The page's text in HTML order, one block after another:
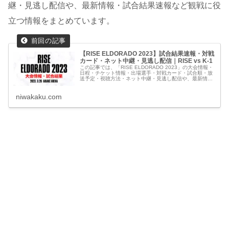
継・見逃し配信や、最新情報・試合結果速報など観戦に役
立つ情報をまとめています。
【RISE ELDORADO 2023】試合結果速報・対戦
カード・ネット中継・見逃し配信｜RISE vs K-1
この記事では、「RISE ELDORADO 2023」の大会情報・
日程・チケット情報・出場選手・対戦カード・試合順・放
送予定・視聴方法・ネット中継・見逃し配信や、最新情
niwakaku.com